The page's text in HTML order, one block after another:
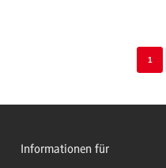
1
Informationen für